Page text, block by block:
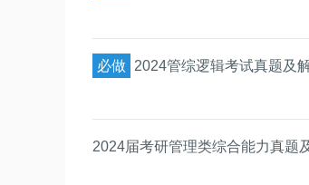
必做 2024管综逻辑考试真题及
2024届考研管理类综合能力真题